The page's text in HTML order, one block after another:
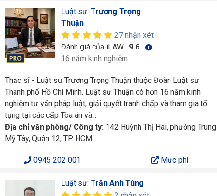
Luật sư: Trương Trọng
Thuận
27 nhận xét
Đánh giá của iLAW: 9.6
16 năm kinh nghiệm
Thạc sĩ - Luật sư Trương Trọng Thuận thuộc Đoàn Luật sư
Thành phố Hồ Chí Minh. Luật sư Thuận có hơn 16 năm kinh
nghiệm tư vấn pháp luật, giải quyết tranh chấp và tham gia tố
tụng tại các cấp Tòa án và...
Địa chỉ văn phòng/ Công ty: 142 Huỳnh Thị Hai, phường Trung
Mỹ Tây, Quận 12, TP. HCM
0945 202 001 Mức phí
Luật sư: Trần Anh Tùng